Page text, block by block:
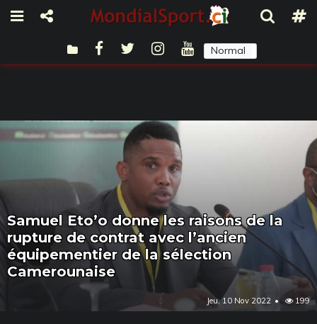
Normal
Samuel Eto’o donne les raisons de la
rupture de contrat avec l’ancien
équipementier de la sélection
Camerounaise
Jeu, 10 Nov 2022 199